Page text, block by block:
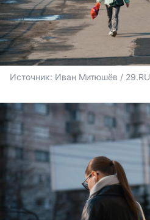
Источник: Иван Митюшёв / 29.RU